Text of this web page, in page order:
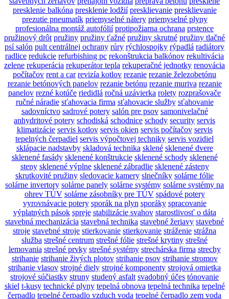
presklenie balkóna presklenie lodžií presklievanie presklievanie
prezutie pneumatík priemyselné nátery priemyselné plyny
profesionálna montáž autofólií protipožiarna ochrana prstence
pružinový drôt pružiny pružiny ťažné pružiny skrutné pružiny tlačné
psí salón pult centrálnej ochrany rúry rýchlospojky rýpadlá radiátory
radlice redukcie refurbishing pc rekonštrukcia balkónov rekultivácia
zelene rekuperácia rekuperátor tepla rekuperačné jednotky renovácia
počítačov rent a car revizía kotlov rezanie rezanie železobetónu
rezanie betónových panelov rezanie betónu rezanie muriva rezanie
panelov rezné kotúče riedidlá ročná uzávierka rolety rozprašovače
ručné náradie sťahovacia firma sťahovacie služby sťahovanie
sadovníctvo sadrové potery salón pre psov samonivelačné
anhydritové potery schodiská schodnice schody security servis
klimatizácie servis kotlov servis okien servis počítačov servis
tepelných čerpadiel servis výpočtovej techniky servis vozidiel
sklápacie nadstavby skladová technika sklené sklenené dvere
sklenené fasády sklenené konštrukcie sklenené schody sklenené
steny sklenené výplne sklenené zábradlie sklenené zásteny
skrutkovité pružiny sledovacie kamery slnečníky solárne fólie
solárne invertory solárne panely solárne systémy solárne systémy na
ohrev TÚV solárne zásobníky pre TÚV spádové potery
vyrovnávacie potery sporák na plyn sporáky spracovanie
výplatných pások spreje stabilizácie svahov starostlivosť o dáta
stavebná mechanizácia stavebná technika stavebné žeriavy stavebné
stroje stavebné stroje stierkovanie stierkovanie stráženie strážna
služba strešné centrum strešné fólie strešné krytiny strešné
lemovania strešné prvky strešné systémy strechárska firma strechy
strihanie strihanie živých plotov strihanie psov strihanie stromov
strihanie vlasov strojné diely strojné komponenty strojová omietka
strojové súčiastky struny studený asfalt svadobný účes tónovanie
skiel t-kusy technické plyny tepelná obnova tepelná technika tepelné
čerpadlo tepelné čerpadlo vzduch voda tepelné čerpadlo zem voda